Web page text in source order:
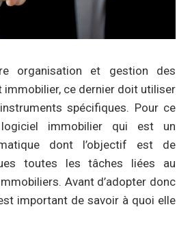
organisation et gestion des
immobilier, ce dernier doit utiliser
spécifiques. Pour ce
immobilier qui est un
dont l’objectif est de
toutes les tâches liées au
Avant d’adopter donc
important de savoir à quoi elle